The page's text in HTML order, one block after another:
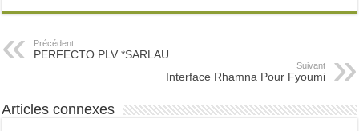
Précédent
PERFECTO PLV *SARLAU
Suivant
Interface Rhamna Pour Fyoumi
Articles connexes